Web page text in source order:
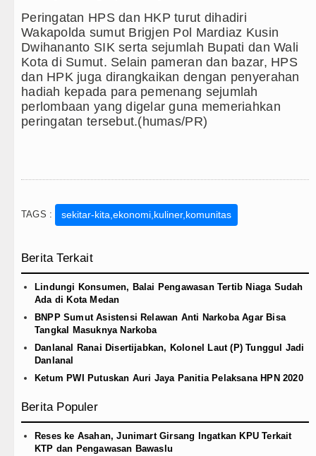
Peringatan HPS dan HKP turut dihadiri
Wakapolda sumut Brigjen Pol Mardiaz Kusin
Dwihananto SIK serta sejumlah Bupati dan Wali
Kota di Sumut. Selain pameran dan bazar, HPS
dan HPK juga dirangkaikan dengan penyerahan
hadiah kepada para pemenang sejumlah
perlombaan yang digelar guna memeriahkan
peringatan tersebut.(humas/PR)
TAGS : sekitar-kita,ekonomi,kuliner,komunitas
Berita Terkait
Lindungi Konsumen, Balai Pengawasan Tertib Niaga Sudah
Ada di Kota Medan
BNPP Sumut Asistensi Relawan Anti Narkoba Agar Bisa
Tangkal Masuknya Narkoba
Danlanal Ranai Disertijabkan, Kolonel Laut (P) Tunggul Jadi
Danlanal
Ketum PWI Putuskan Auri Jaya Panitia Pelaksana HPN 2020
Berita Populer
Reses ke Asahan, Junimart Girsang Ingatkan KPU Terkait
KTP dan Pengawasan Bawaslu